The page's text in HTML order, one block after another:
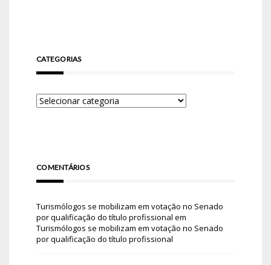
CATEGORIAS
COMENTÁRIOS
Turismólogos se mobilizam em votação no Senado
por qualificação do título profissional em
Turismólogos se mobilizam em votação no Senado
por qualificação do título profissional